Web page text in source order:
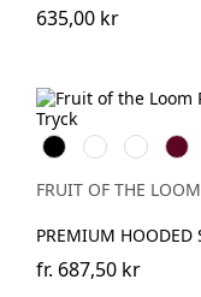
635,00 kr
BlackRed
Royal
Blue
FRUIT OF THE LOOM
PREMIUM HOODED
fr. 687,50 kr